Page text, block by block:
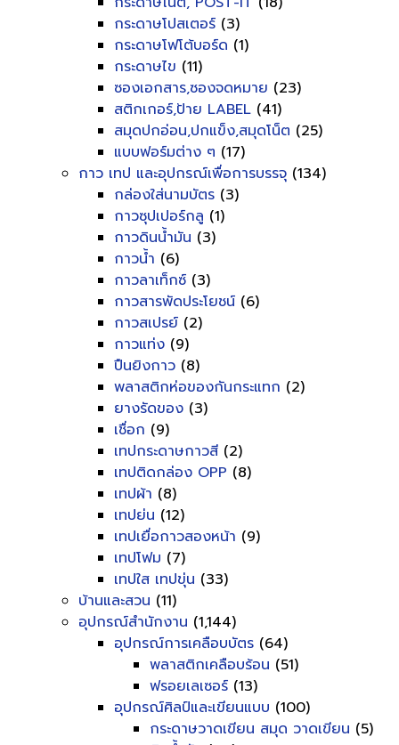
กระดาษโปสเตอร์ (3)
กระดาษโฟโต้บอร์ด (1)
กระดาษไข (11)
ซองเอกสาร,ซองจดหมาย (23)
สติกเกอร์,ป้าย LABEL (41)
สมุดปกอ่อน,ปกแข็ง,สมุดโน็ต (25)
แบบฟอร์มต่าง ๆ (17)
กาว เทป และอุปกรณ์เพื่อการบรรจุ (134)
กล่องใส่นามบัตร (3)
กาวซุปเปอร์กลู (1)
กาวดินน้ำมัน (3)
กาวน้ำ (6)
กาวลาเท็กซ์ (3)
กาวสารพัดประโยชน์ (6)
กาวสเปรย์ (2)
กาวแท่ง (9)
ปืนยิงกาว (8)
พลาสติกห่อของกันกระแทก (2)
ยางรัดของ (3)
เชื่อก (9)
เทปกระดาษกาวสี (2)
เทปติดกล่อง OPP (8)
เทปผ้า (8)
เทปย่น (12)
เทปเยื่อกาวสองหน้า (9)
เทปโฟม (7)
เทปใส เทปขุ่น (33)
บ้านและสวน (11)
อุปกรณ์สำนักงาน (1,144)
อุปกรณ์การเคลือบบัตร (64)
พลาสติกเคลือบร้อน (51)
ฟรอยเลเซอร์ (13)
อุปกรณ์ศิลป์และเขียนแบบ (100)
กระดาษวาดเขียน สมุด วาดเขียน (5)